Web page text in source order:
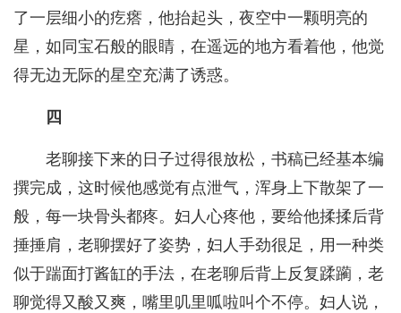
了一层细小的疙瘩，他抬起头，夜空中一颗明亮的
星，如同宝石般的眼睛，在遥远的地方看着他，他觉
得无边无际的星空充满了诱惑。
四
老聊接下来的日子过得很放松，书稿已经基本编
撰完成，这时候他感觉有点泄气，浑身上下散架了一
般，每一块骨头都疼。妇人心疼他，要给他揉揉后背
捶捶肩，老聊摆好了姿势，妇人手劲很足，用一种类
似于踹面打酱缸的手法，在老聊后背上反复蹂躏，老
聊觉得又酸又爽，嘴里叽里呱啦叫个不停。妇人说，